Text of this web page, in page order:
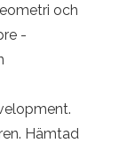
och
-
Hämtad